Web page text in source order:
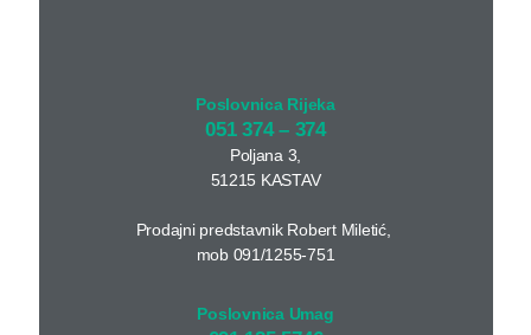
Poslovnica Rijeka
051 374 – 374
Poljana 3,
51215 KASTAV
Prodajni predstavnik Robert Miletić,
mob 091/1255-751
Poslovnica Umag